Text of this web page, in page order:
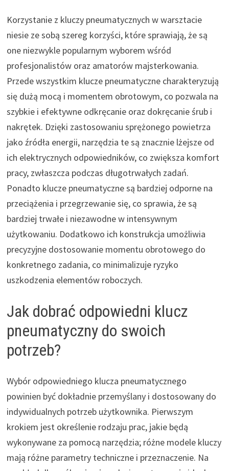
Korzystanie z kluczy pneumatycznych w warsztacie
niesie ze sobą szereg korzyści, które sprawiają, że są
one niezwykle popularnym wyborem wśród
profesjonalistów oraz amatorów majsterkowania.
Przede wszystkim klucze pneumatyczne charakteryzują
się dużą mocą i momentem obrotowym, co pozwala na
szybkie i efektywne odkręcanie oraz dokręcanie śrub i
nakrętek. Dzięki zastosowaniu sprężonego powietrza
jako źródła energii, narzędzia te są znacznie lżejsze od
ich elektrycznych odpowiedników, co zwiększa komfort
pracy, zwłaszcza podczas długotrwałych zadań.
Ponadto klucze pneumatyczne są bardziej odporne na
przeciążenia i przegrzewanie się, co sprawia, że są
bardziej trwałe i niezawodne w intensywnym
użytkowaniu. Dodatkowo ich konstrukcja umożliwia
precyzyjne dostosowanie momentu obrotowego do
konkretnego zadania, co minimalizuje ryzyko
uszkodzenia elementów roboczych.
Jak dobrać odpowiedni klucz
pneumatyczny do swoich
potrzeb?
Wybór odpowiedniego klucza pneumatycznego
powinien być dokładnie przemyślany i dostosowany do
indywidualnych potrzeb użytkownika. Pierwszym
krokiem jest określenie rodzaju prac, jakie będą
wykonywane za pomocą narzędzia; różne modele kluczy
mają różne parametry techniczne i przeznaczenie. Na